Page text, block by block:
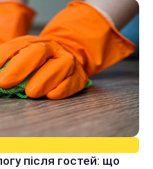
після гостей: що